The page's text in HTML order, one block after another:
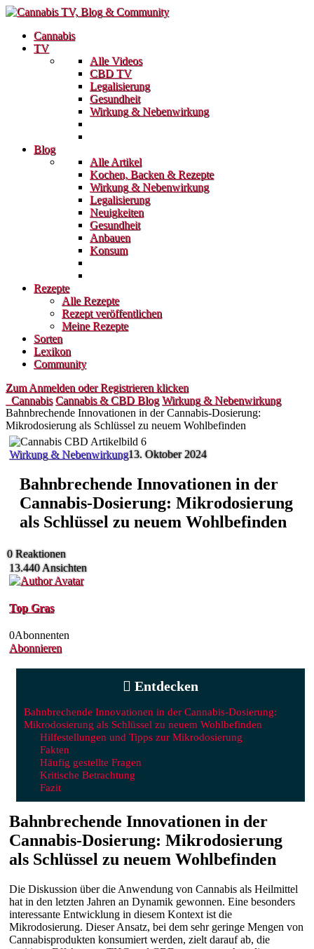
Cannabis
TV
Alle Videos
CBD TV
Legalisierung
Gesundheit
Wirkung & Nebenwirkung
Blog
Alle Artikel
Kochen, Backen & Rezepte
Wirkung & Nebenwirkung
Legalisierung
Neuigkeiten
Gesundheit
Anbauen
Konsum
Rezepte
Alle Rezepte
Rezept veröffentlichen
Meine Rezepte
Sorten
Lexikon
Community
Zum Anmelden oder Registrieren klicken
Cannabis Cannabis & CBD Blog Wirkung & Nebenwirkung
Bahnbrechende Innovationen in der Cannabis-Dosierung:
Mikrodosierung als Schlüssel zu neuem Wohlbefinden
Wirkung & Nebenwirkung13. Oktober 2024
Bahnbrechende Innovationen in der
Cannabis-Dosierung: Mikrodosierung
als Schlüssel zu neuem Wohlbefinden
0 Reaktionen
13.440Ansichten
Top Gras
0Abonnenten
Abonnieren
Entdecken
Bahnbrechende Innovationen in der Cannabis-Dosierung:
Mikrodosierung als Schlüssel zu neuem Wohlbefinden
Hilfestellungen und Tipps zur Mikrodosierung
Fakten
Häufig gestellte Fragen
Kritische Betrachtung
Fazit
Bahnbrechende Innovationen in der
Cannabis-Dosierung: Mikrodosierung
als Schlüssel zu neuem Wohlbefinden
Die Diskussion über die Anwendung von Cannabis als Heilmittel
hat in den letzten Jahren an Dynamik gewonnen. Eine besonders
interessante Entwicklung in diesem Kontext ist die
Mikrodosierung. Dieser Ansatz, bei dem sehr geringe Mengen von
Cannabisprodukten konsumiert werden, zielt darauf ab, die